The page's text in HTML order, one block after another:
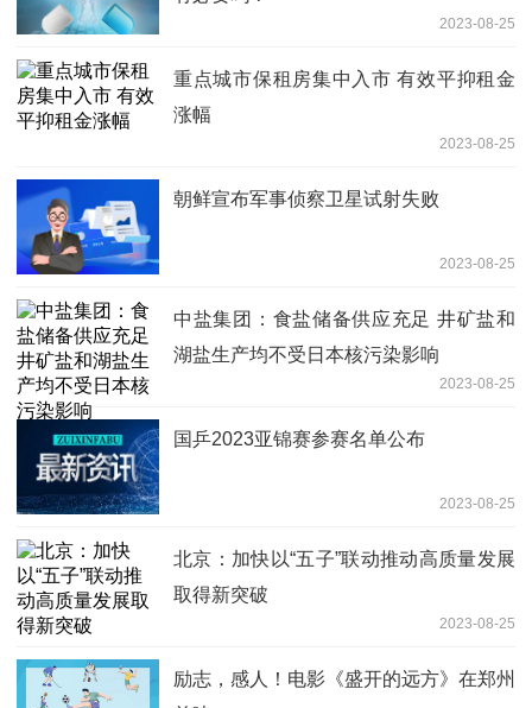
2023-08-25
重点城市保租房集中入市 有效平抑租金
涨幅
2023-08-25
朝鲜宣布军事侦察卫星试射失败
2023-08-25
中盐集团：食盐储备供应充足 井矿盐和
湖盐生产均不受日本核污染影响
2023-08-25
国乒2023亚锦赛参赛名单公布
2023-08-25
北京：加快以“五子”联动推动高质量发展
取得新突破
2023-08-25
励志，感人！电影《盛开的远方》在郑州